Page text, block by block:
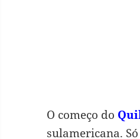
O começo do
sulamericana.